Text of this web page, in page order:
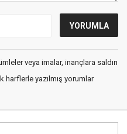
veya imalar, inançlara saldırı
harflerle yazılmış yorumlar